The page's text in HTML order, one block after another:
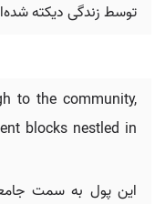
توسط زندگی دیکته
to the community,
blocks nestled in
این پول به سمت